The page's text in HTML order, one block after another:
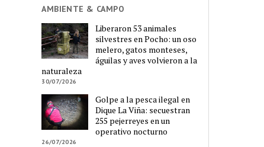
AMBIENTE & CAMPO
Liberaron 53 animales
silvestres en Pocho: un oso
melero, gatos monteses,
águilas y aves volvieron a la
naturaleza
30/07/2026
Golpe a la pesca ilegal en
Dique La Viña: secuestran
255 pejerreyes en un
operativo nocturno
26/07/2026